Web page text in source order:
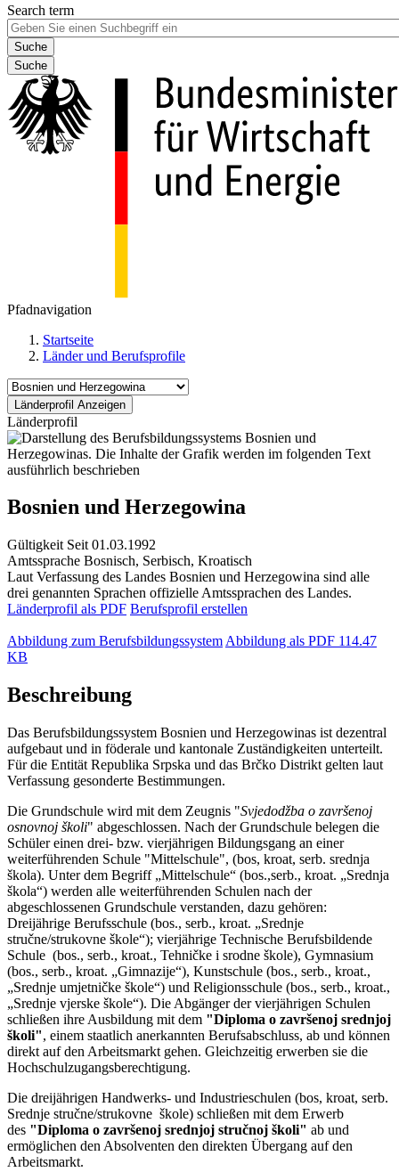
Search term
Suche
Pfadnavigation
Startseite
Länder und Berufsprofile
Länderprofil
Bosnien und Herzegowina
Gültigkeit Seit 01.03.1992
Amtssprache Bosnisch, Serbisch, Kroatisch
Laut Verfassung des Landes Bosnien und Herzegowina sind alle
drei genannten Sprachen offizielle Amtssprachen des Landes.
Länderprofil als PDF Berufsprofil erstellen
Abbildung zum Berufsbildungssystem Abbildung als PDF 114.47
KB
Beschreibung
Das Berufsbildungssystem Bosnien und Herzegowinas ist dezentral
aufgebaut und in föderale und kantonale Zuständigkeiten unterteilt.
Für die Entität Republika Srpska und das Brčko Distrikt gelten laut
Verfassung gesonderte Bestimmungen.
Die Grundschule wird mit dem Zeugnis "Svjedodžba o završenoj
osnovnoj školi" abgeschlossen. Nach der Grundschule belegen die
Schüler einen drei- bzw. vierjährigen Bildungsgang an einer
weiterführenden Schule "Mittelschule", (bos, kroat, serb. srednja
škola). Unter dem Begriff „Mittelschule“ (bos.,serb., kroat. „Srednja
škola“) werden alle weiterführenden Schulen nach der
abgeschlossenen Grundschule verstanden, dazu gehören:
Dreijährige Berufsschule (bos., serb., kroat. „Srednje
stručne/strukovne škole“); vierjährige Technische Berufsbildende
Schule (bos., serb., kroat., Tehničke i srodne škole), Gymnasium
(bos., serb., kroat. „Gimnazije“), Kunstschule (bos., serb., kroat.,
„Srednje umjetničke škole“) und Religionsschule (bos., serb., kroat.,
„Srednje vjerske škole“). Die Abgänger der vierjährigen Schulen
schließen ihre Ausbildung mit dem "Diploma o završenoj srednjoj
školi", einem staatlich anerkannten Berufsabschluss, ab und können
direkt auf den Arbeitsmarkt gehen. Gleichzeitig erwerben sie die
Hochschulzugangsberechtigung.
Die dreijährigen Handwerks- und Industrieschulen (bos, kroat, serb.
Srednje stručne/strukovne škole) schließen mit dem Erwerb
des "Diploma o završenoj srednjoj stručnoj školi" ab und
ermöglichen den Absolventen den direkten Übergang auf den
Arbeitsmarkt.